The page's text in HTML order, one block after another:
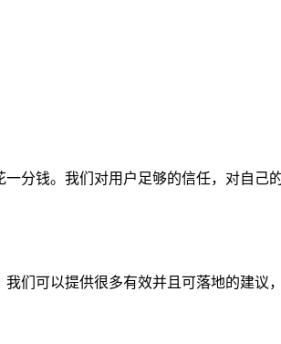
分钱。我们对用户足够的信任，对自己
们可以提供很多有效并且可落地的建议